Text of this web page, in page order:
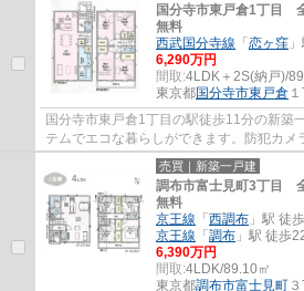
国分寺市東戸倉1丁目
無料
西武国分寺線 「 恋ヶ窪
6,290万円
間取:4LDK＋2S(納戸)/
東京都国分寺市東戸倉
国分寺市東戸倉1丁目の駅徒歩11分の新築
テムでエコな暮らしができます。防犯カメ
があります。国分寺市でお住まいをお探し
売買｜新築一戸建
調布市富士見町3丁目
無料
京王線 「 西調布 」駅 徒
京王線 「 調布 」駅 徒歩
6,390万円
間取:4LDK/89.10㎡
東京都調布市富士見町